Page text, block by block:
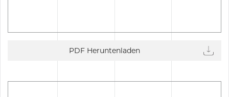
PDF Heruntenladen